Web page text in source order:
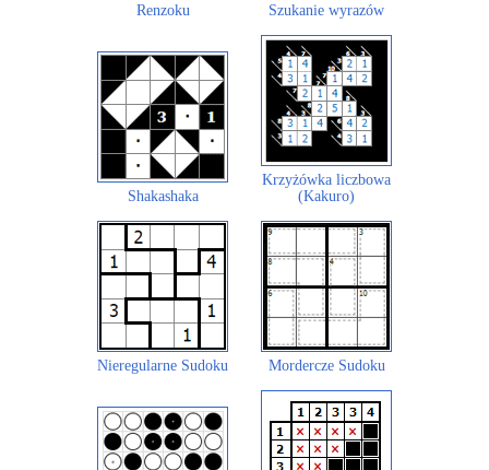
Renzoku Szukanie wyrazów
Shakashaka
Krzyżówka liczbowa
(Kakuro)
Nieregularne Sudoku Mordercze Sudoku